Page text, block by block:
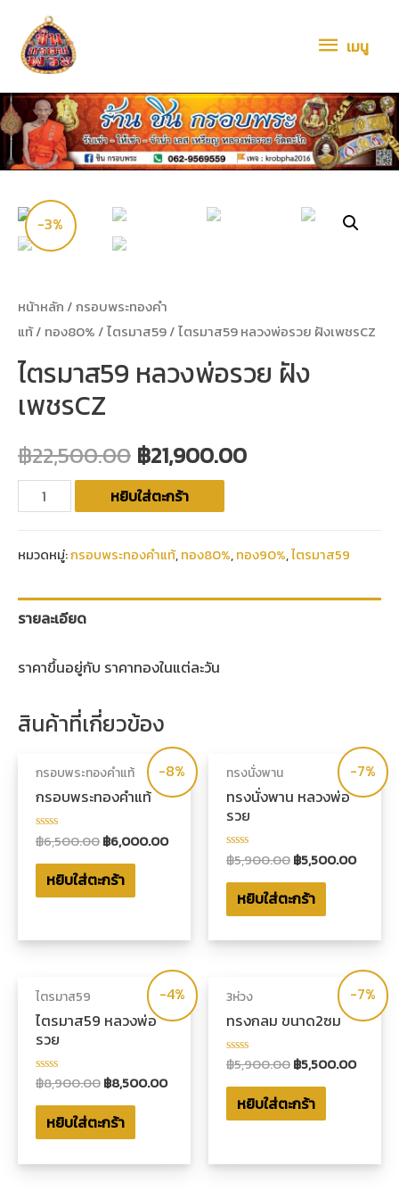
เมนู
-3%
หน้าหลัก /กรอบพระทองคำ
แท้/ ทอง80% /ไตรมาส59/ ไตรมาส59 หลวงพ่อรวย ฝังเพชรCZ
ไตรมาส59 หลวงพ่อรวย ฝัง
เพชรCZ
฿22,500.00 ฿21,900.00
หยิบใส่ตะกร้า
หมวดหมู่:กรอบพระทองคำแท้,ทอง80%,ทอง90%,ไตรมาส59
รายละเอียด
ราคาขึ้นอยู่กับ ราคาทองในแต่ละวัน
สินค้าที่เกี่ยวข้อง
-8%
กรอบพระทองคำแท้
กรอบพระทองคำแท้
ให้
คะแนน
0
ตั้งแต่
5
฿6,500.00฿6,000.00
หยิบใส่ตะกร้า
-7%
ทรงนั่งพาน
ทรงนั่งพาน หลวงพ่อ
รวย
ให้
คะแนน
0
ตั้งแต่
5
฿5,900.00฿5,500.00
หยิบใส่ตะกร้า
-4%
ไตรมาส59
ไตรมาส59 หลวงพ่อ
รวย
ให้
คะแนน
0
ตั้งแต่
5
฿8,900.00฿8,500.00
หยิบใส่ตะกร้า
-7%
3ห่วง
ทรงกลม ขนาด2ซม
ให้
คะแนน
0
ตั้งแต่
5
฿5,900.00฿5,500.00
หยิบใส่ตะกร้า